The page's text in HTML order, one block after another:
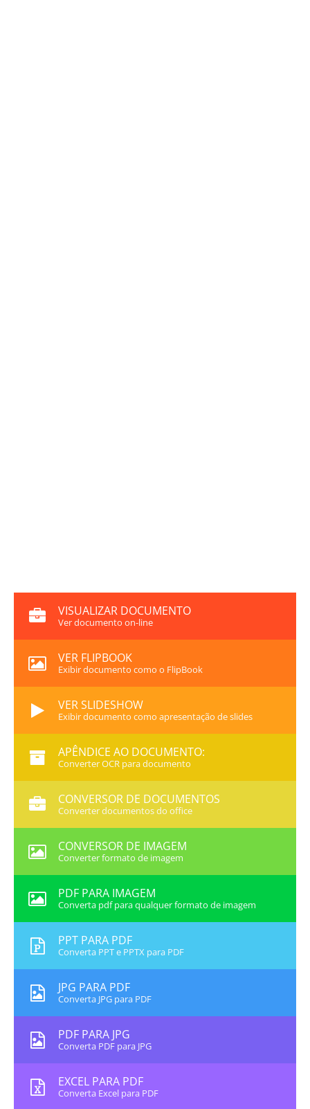
VISUALIZAR DOCUMENTO
Ver documento on-line
VER FLIPBOOK
Exibir documento como o FlipBook
VER SLIDESHOW
Exibir documento como apresentação de slides
APÊNDICE AO DOCUMENTO:
Converter OCR para documento
CONVERSOR DE DOCUMENTOS
Converter documentos do office
CONVERSOR DE IMAGEM
Converter formato de imagem
PDF PARA IMAGEM
Converta pdf para qualquer formato de imagem
PPT PARA PDF
Converta PPT e PPTX para PDF
JPG PARA PDF
Converta JPG para PDF
PDF PARA JPG
Converta PDF para JPG
EXCEL PARA PDF
Converta Excel para PDF